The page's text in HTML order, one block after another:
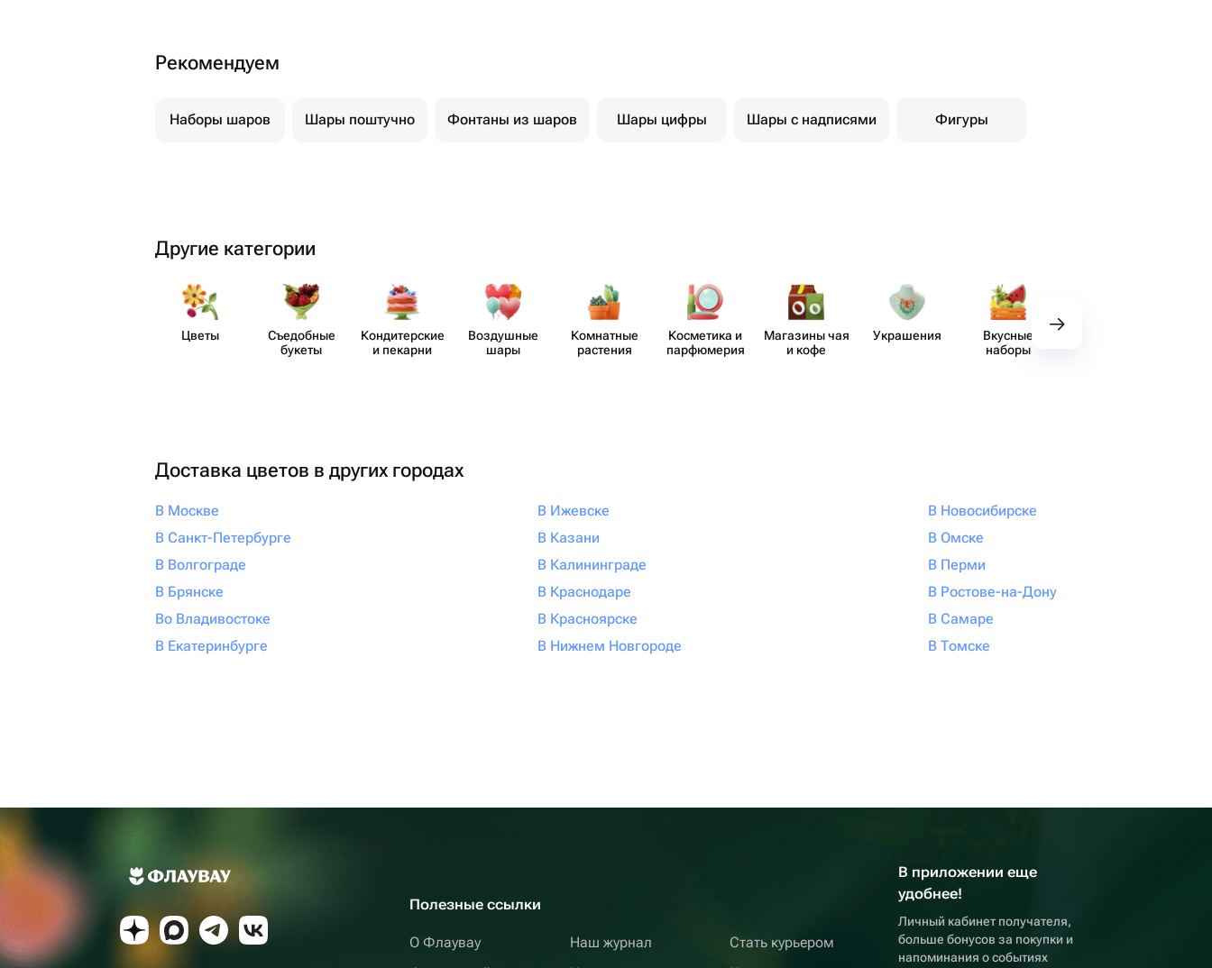
Рекомендуем
Наборы шаров Шары поштучно Фонтаны из шаров Шары цифры Шары с надписями Фигуры
Другие категории
Цветы
Съедобные
букеты
Кондит​ерские
и пекарни
Воздушные
шары
Комнатные
растения
Косметика и
парф​юмерия
Магазины чая
и кофе
Украшения
Вкусные
наборы
Доставка цветов в других городах
В Москве
В Санкт-Петербурге
В Волгограде
В Брянске
Во Владивостоке
В Екатеринбурге
В Ижевске
В Казани
В Калининграде
В Краснодаре
В Красноярске
В Нижнем Новгороде
В Новосибирске
В Омске
В Перми
В Ростове-на-Дону
В Самаре
В Томске
Полезные ссылки
О Флаувау
Наш журнал
Стать курьером
В приложении еще
удобнее!
Личный кабинет получателя,
больше бонусов за покупки и
напоминания о событиях